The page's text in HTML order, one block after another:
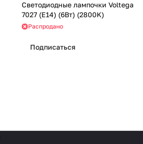
Светодиодные лампочки Voltega
7027 (E14) (6Вт) (2800K)
Распродано
Подписаться